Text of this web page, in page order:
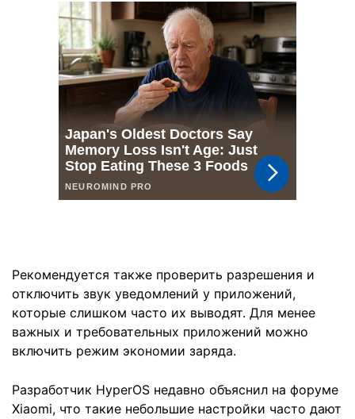
Рекомендуется также проверить разрешения и
отключить звук уведомлений у приложений,
которые слишком часто их выводят. Для менее
важных и требовательных приложений можно
включить режим экономии заряда.
Разработчик HyperOS недавно объяснил на форуме
Xiaomi, что такие небольшие настройки часто дают